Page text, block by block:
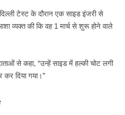
टेस्ट के दौरान एक साइड इंजरी से
व्यक्त की कि वह 1 मार्च से शुरू होने वाले
से कहा, “उन्हें साइड में हल्की चोट लगी
दिया गया।”